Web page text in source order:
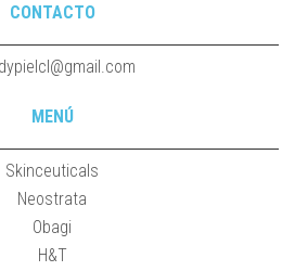
CONTACTO
MENÚ
Skinceuticals
Neostrata
Obagi
H&T